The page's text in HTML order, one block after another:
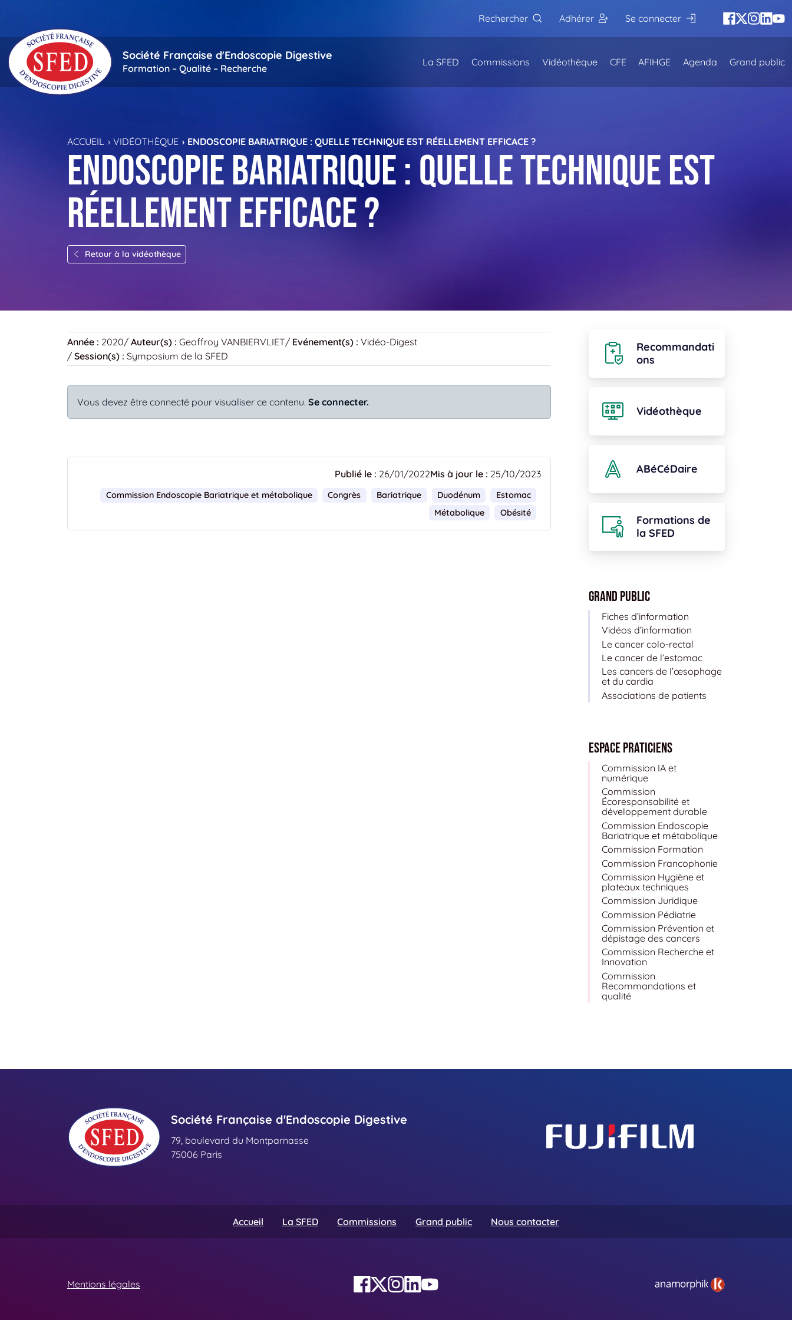
Rechercher
Adhérer Se connecter
Société Française d'Endoscopie Digestive
Formation – Qualité – Recherche
La SFED Commissions Vidéothèque CFE AFIHGE Agenda Grand public
ACCUEIL VIDÉOTHÈQUE ENDOSCOPIE BARIATRIQUE : QUELLE TECHNIQUE EST RÉELLEMENT EFFICACE ?
Endoscopie bariatrique : quelle technique est
réellement efficace ?
Retour à la vidéothèque
Année : 2020/ Auteur(s) : Geoffroy VANBIERVLIET/ Evénement(s) : Vidéo-Digest
/ Session(s) : Symposium de la SFED
Vous devez être connecté pour visualiser ce contenu. Se connecter.
Publié le : 26/01/2022Mis à jour le : 25/10/2023
Commission Endoscopie Bariatrique et métabolique Congrès Bariatrique Duodénum
Estomac
Métabolique
Obésité
Recommandati
ons
Vidéothèque
ABéCéDaire
Formations de
la SFED
Grand public
Fiches d’information
Vidéos d’information
Le cancer colo-rectal
Le cancer de l’estomac
Les cancers de l’œsophage
et du cardia
Associations de patients
Espace Praticiens
Commission IA et
numérique
Commission
Écoresponsabilité et
développement durable
Commission Endoscopie
Bariatrique et métabolique
Commission Formation
Commission Francophonie
Commission Hygiène et
plateaux techniques
Commission Juridique
Commission Pédiatrie
Commission Prévention et
dépistage des cancers
Commission Recherche et
Innovation
Commission
Recommandations et
qualité
Société Française d'Endoscopie Digestive
79, boulevard du Montparnasse
75006 Paris
Accueil La SFED Commissions Grand public Nous contacter
Mentions légales